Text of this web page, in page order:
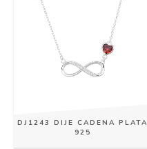
DJ1243 DIJE CADENA PLATA
925